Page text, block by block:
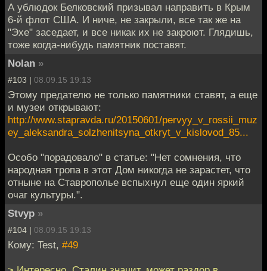
А ублюдок Белковский призывал направить в Крым
6-й флот США. И ниче, не закрыли, все так же на
"Эхе" заседает, и все никак их не закроют. Глядишь,
тоже когда-нибудь памятник поставят.
Nolan »
#103 | 08.09.15 19:13
Этому предателю не только памятники ставят, а еще
и музеи открывают:
http://www.stapravda.ru/20150601/pervyy_v_rossii_muz
ey_aleksandra_solzhenitsyna_otkryt_v_kislovod_85...
Особо "порадовало" в статье: "Нет сомнения, что
народная тропа в этот Дом никогда не зарастет, что
отныне на Ставрополье вспыхнул еще один яркий
очаг культуры.".
Stvyp »
#104 | 08.09.15 19:13
Кому: Test, #49